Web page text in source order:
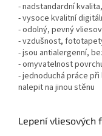
- nadstandardní
- vysoce kvalitní
- odolný, pevný
- vzdušnost,
- jsou antialergenní,
- omyvatelnost
- jednoduchá práce
nalepit na jinou stěnu
Lepení vliesových